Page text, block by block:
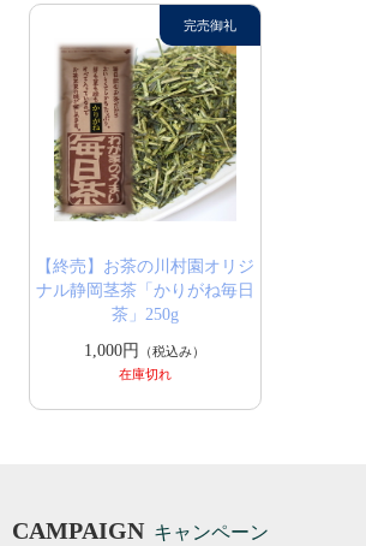
【終売】お茶の川村園オリジ
ナル静岡茎茶「かりがね毎日
茶」250g
1,000円
（税込み）
在庫切れ
CAMPAIGN キャンペーン